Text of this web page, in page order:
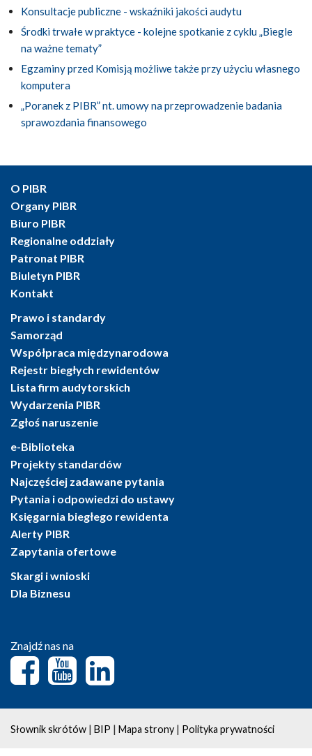
Konsultacje publiczne - wskaźniki jakości audytu
Środki trwałe w praktyce - kolejne spotkanie z cyklu „Biegle
na ważne tematy”
Egzaminy przed Komisją możliwe także przy użyciu własnego
komputera
„Poranek z PIBR” nt. umowy na przeprowadzenie badania
sprawozdania finansowego
O PIBR
Organy PIBR
Biuro PIBR
Regionalne oddziały
Patronat PIBR
Biuletyn PIBR
Kontakt
Prawo i standardy
Samorząd
Współpraca międzynarodowa
Rejestr biegłych rewidentów
Lista firm audytorskich
Wydarzenia PIBR
Zgłoś naruszenie
e-Biblioteka
Projekty standardów
Najczęściej zadawane pytania
Pytania i odpowiedzi do ustawy
Księgarnia biegłego rewidenta
Alerty PIBR
Zapytania ofertowe
Skargi i wnioski
Dla Biznesu
Znajdź nas na
Słownik skrótów | BIP | Mapa strony | Polityka prywatności